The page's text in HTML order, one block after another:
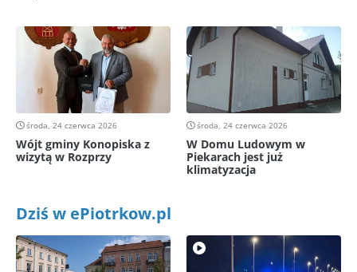
środa, 24 czerwca 2026
Wójt gminy Konopiska z
wizytą w Rozprzy
środa, 24 czerwca 2026
W Domu Ludowym w
Piekarach jest już
klimatyzacja
Dziś w ePiotrkow.pl